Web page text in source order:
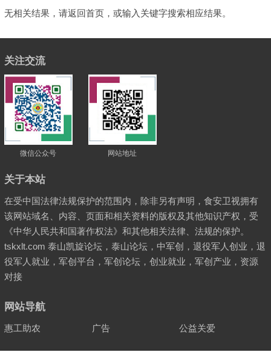
无相关结果，请返回首页，或输入关键字搜索相应结果。
关注交流
微信公众号 网站地址
关于本站
在受中国法律法规保护的范围内，除非另有声明，食安卫视拥有
该网站域名、内容、页面和相关资料的版权及其他知识产权，受
《中华人民共和国著作权法》和其他相关法律、法规的保护。
tskxlt.com 泰山凯旋论坛，泰山论坛，中军创，退役军人创业，退
役军人就业，军创平台，军创论坛，创业就业，军创产业，资源
对接
网站导航
惠工助农 广告 公益关爱